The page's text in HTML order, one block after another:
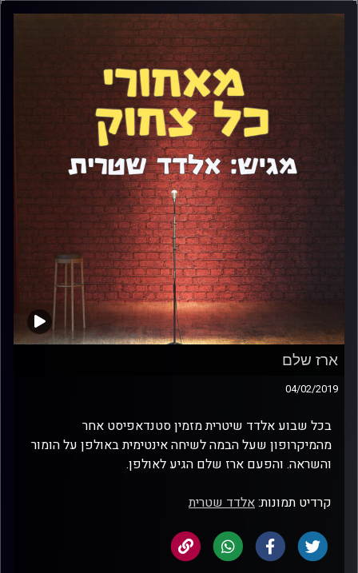
ארז שלם
04/02/2019
בכל שבוע אלדד שיטרית מזמין סטנדאפיסט אחר
מהמיקרופון שעל הבמה לשיחה אינטימית באולפן על הומור
והשראה. והפעם ארז שלם הגיע לאולפן.
קרדיט תמונות:אלדד שטרית